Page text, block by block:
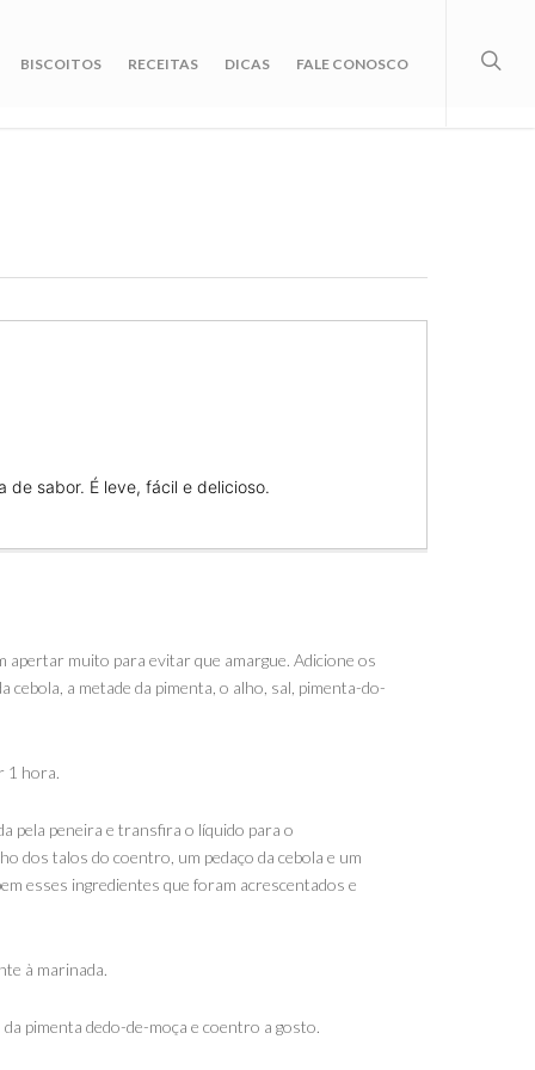
BISCOITOS RECEITAS DICAS FALE CONOSCO
de sabor. É leve, fácil e delicioso.
apertar muito para evitar que amargue. Adicione os
cebola, a metade da pimenta, o alho, sal, pimenta-do-
1 hora.
pela peneira e transfira o líquido para o
dos talos do coentro, um pedaço da cebola e um
esses ingredientes que foram acrescentados e
à marinada.
pimenta dedo-de-moça e coentro a gosto.